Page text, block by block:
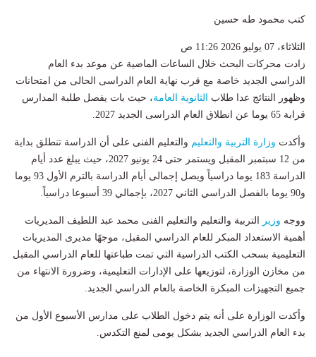
كتب محمود طه حسين
الثلاثاء، 07 يوليو 2026 11:26 ص
زادت محركات البحث خلال الساعات الماضية عن موعد بدء العام
الدراسي الجديد خاصة مع قرب نهاية العام الدراسى الحالى من امتحانات
وظهور النتائج عدا طلاب
الثانوية العامة، حيث بات يفصل طلبة المدارس
قرابة 65 يوما عن انطلاق العام الدراسى الجديد 2027.
وأكدت وزارة التربية والتعليم والتعليم الفنى على أن الدراسة تنطلق بداية
من 12 سبتمبر المقبل ويستمر حتى 24 يونيو 2027، حيث يبلغ عدد أيام
الدراسة 183 يوما دراسياً ويصل إجمالى أيام الدراسة بالترم الأول 93 يوما
و90 يوما بالفصل الدراسي الثاني 2027، بإجمالي 39 أسبوعا دراسياً.
ووجه وزير
التربية والتعليم والتعليم الفنى محمد عبد اللطيف المديريات
أهمية الاستعداد المبكر للعام الدراسي المقبل، موجهًا مديرى المديريات
التعليمية بسحب الكتب الدراسية التي تمت طباعتها للعام الدراسي المقبل
من مخازن الوزارة، لتوزيعها على الإدارات التعليمية، وضرورة الانتهاء من
جميع التجهيزات المبكرة الخاصة بالعام الدراسي الجديد.
وأكدت الوزارة على أنه يتم دخول الطلاب على مدارس الأسبوع الأول من
بدء العام الدراسي الجديد بشكل يومى لمنع التكدس.